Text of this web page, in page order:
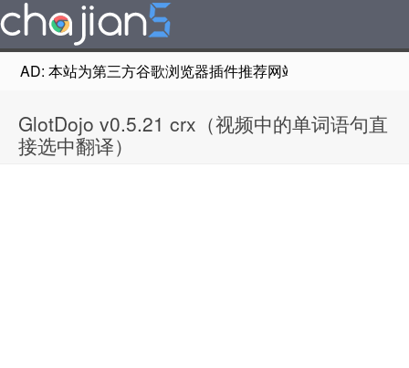
AD: 本站为第三方谷歌浏览器插件推荐网站，非Google
GlotDojo v0.5.21 crx（视频中的单词语句直
接选中翻译）